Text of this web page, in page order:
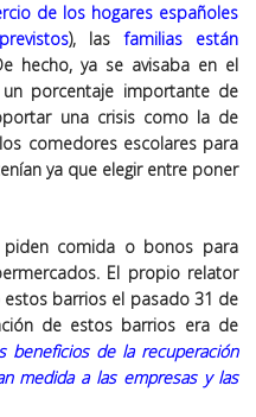
de los hogares españoles
), lasfamilias están
hecho, ya se avisaba en el
porcentaje importante de
una crisis como la de
comedores escolares para
ya que elegir entre poner
comida o bonos para
El propio relator
estos barrios el pasado 31 de
de estos barrios era de
beneficios de la recuperación
medida a las empresas y las